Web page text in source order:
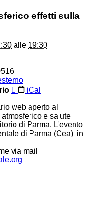
effetti sulla
alle 19:30
iCal
web aperto al
e salute
di Parma. L'evento
di Parma (Cea), in
via mail